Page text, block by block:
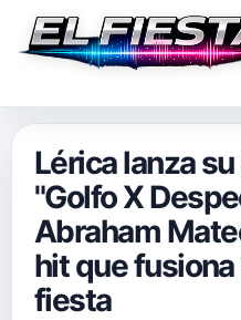
Lérica lanza
"Golfo X
Abraham
hit que
fiesta